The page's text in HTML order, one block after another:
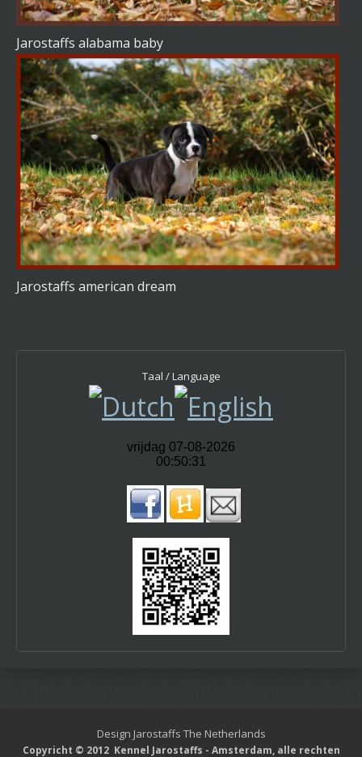
Jarostaffs alabama baby
Jarostaffs american dream
Taal / Language
Design Jarostaffs The Netherlands
Copyricht © 2012Kennel Jarostaffs - Amsterdam, alle rechten